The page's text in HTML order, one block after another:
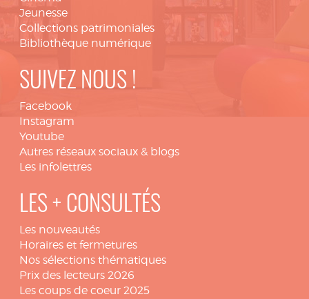
Jeunesse
Collections patrimoniales
Bibliothèque numérique
SUIVEZ NOUS !
Facebook
Instagram
Youtube
Autres réseaux sociaux & blogs
Les infolettres
LES + CONSULTÉS
Les nouveautés
Horaires et fermetures
Nos sélections thématiques
Prix des lecteurs 2026
Les coups de coeur 2025